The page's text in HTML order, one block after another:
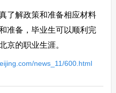
了解政策和准备相应材料
准备，毕业生可以顺利完
京的职业生涯。
news_11/600.html